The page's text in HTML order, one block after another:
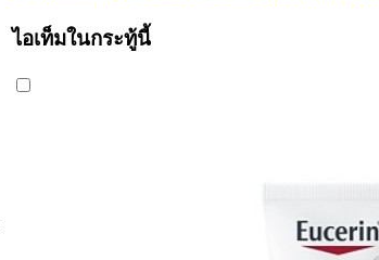
ไอเท็มในกระทู้นี้